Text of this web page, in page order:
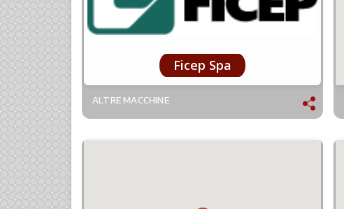
Ficep Spa
ALTRE MACCHINE